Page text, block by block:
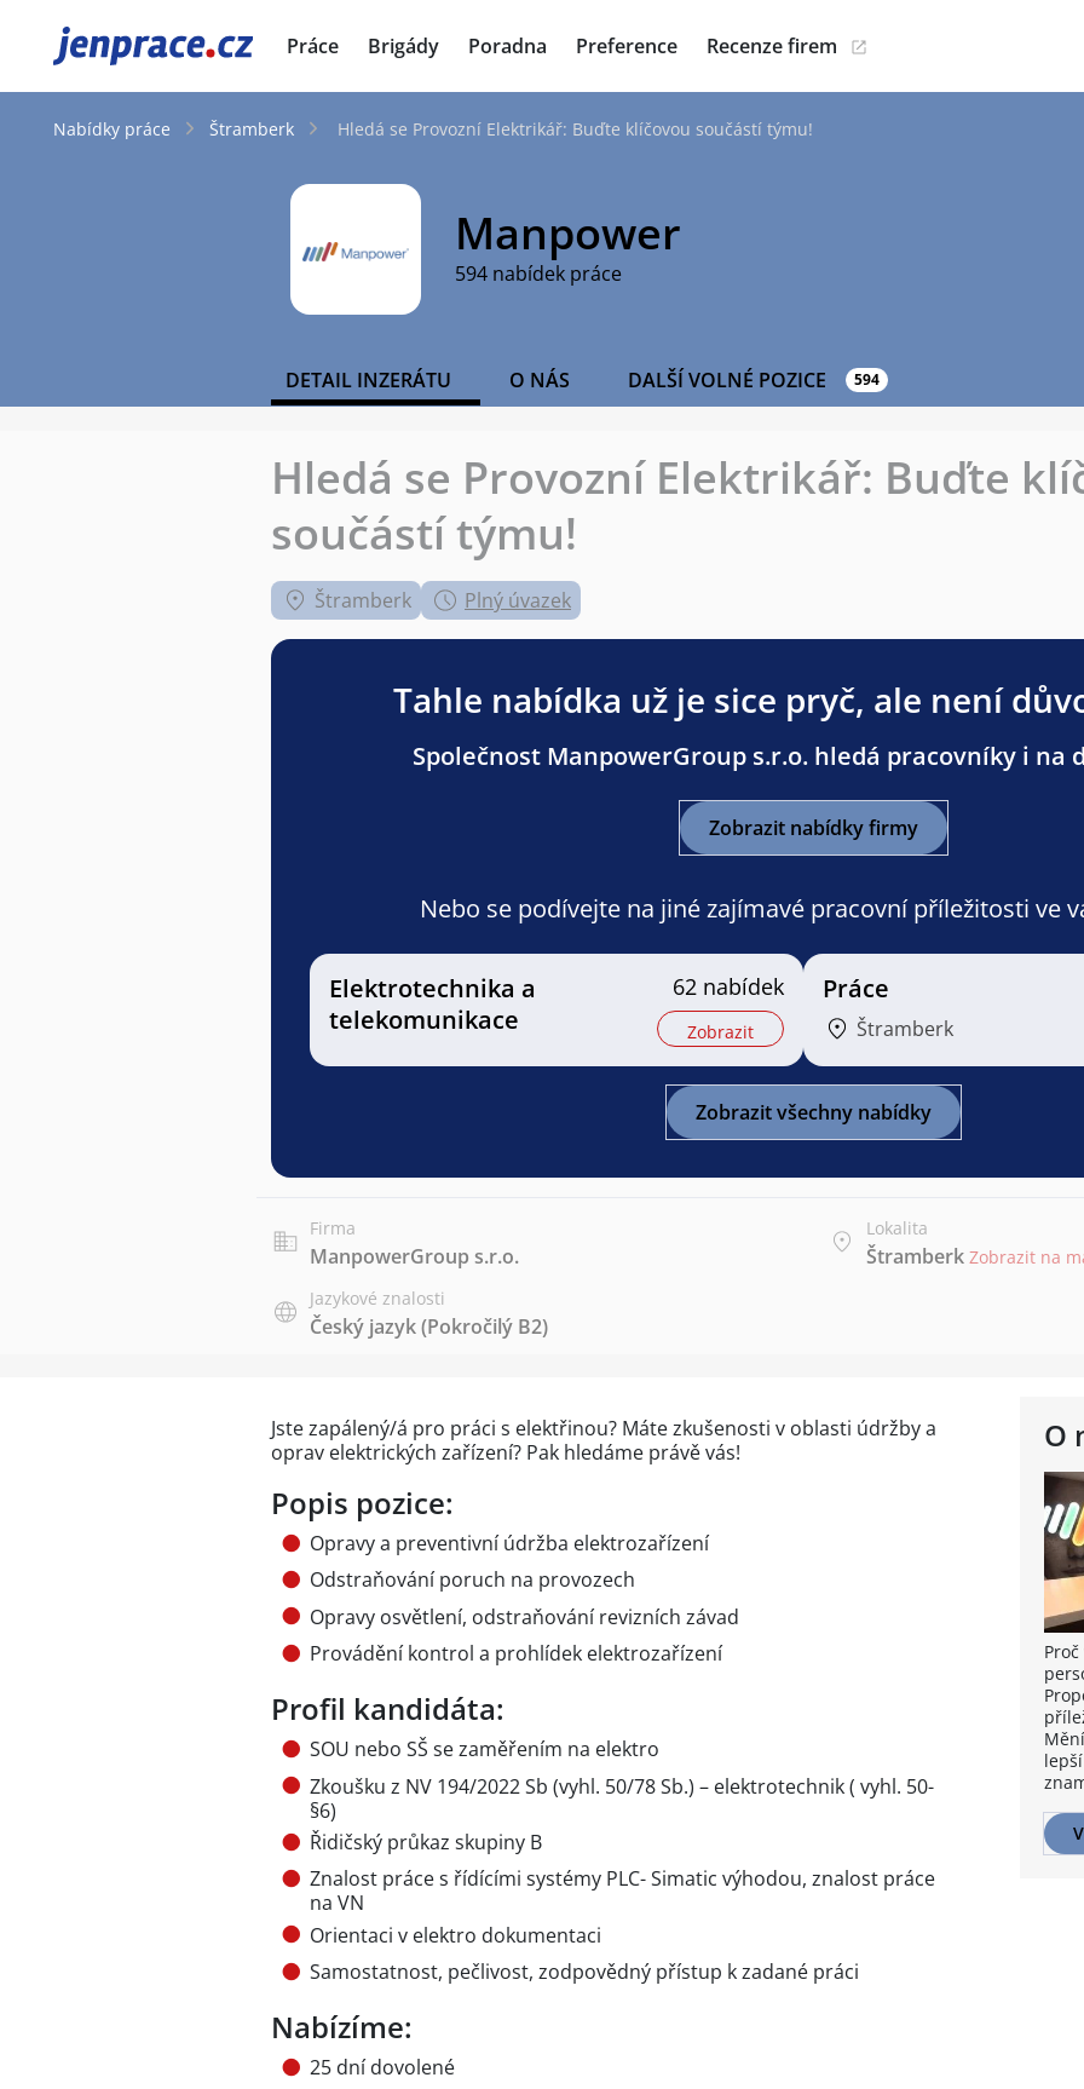
JenPráce.cz Práce Brigády Poradna Preference Recenze firem
Nabídky práce Štramberk Hledá se Provozní Elektrikář: Buďte klíčovou součástí týmu!
Manpower
594 nabídek práce
DETAIL INZERÁTU O NÁS DALŠÍ VOLNÉ POZICE 594
Hledá se Provozní Elektrikář: Buďte
součástí týmu!
Štramberk Plný úvazek
Tahle nabídka už je sice pryč, ale není
Společnost ManpowerGroup s.r.o. hledá pracovníky i na
Zobrazit nabídky firmy
Nebo se podívejte na jiné zajímavé pracovní příležitosti ve
Elektrotechnika a
telekomunikace
62 nabídek
Zobrazit
Práce
Štramberk
Zobrazit všechny nabídky
Firma
ManpowerGroup s.r.o.
Lokalita
Štramberk Zobrazit na
Jazykové znalosti
Český jazyk(Pokročilý B2)
O
Jste zapálený/á pro práci s elektřinou? Máte zkušenosti v oblasti údržby a
oprav elektrických zařízení? Pak hledáme právě vás!
Popis pozice:
Opravy a preventivní údržba elektrozařízení
Odstraňování poruch na provozech
Opravy osvětlení, odstraňování revizních závad
Provádění kontrol a prohlídek elektrozařízení
Profil kandidáta:
SOU nebo SŠ se zaměřením na elektro
Zkoušku z NV 194/2022 Sb (vyhl. 50/78 Sb.) – elektrotechnik ( vyhl. 50-
§6)
Řidičský průkaz skupiny B
Znalost práce s řídícími systémy PLC- Simatic výhodou, znalost práce
na VN
Orientaci v elektro dokumentaci
Samostatnost, pečlivost, zodpovědný přístup k zadané práci
Nabízíme:
25 dní dovolené